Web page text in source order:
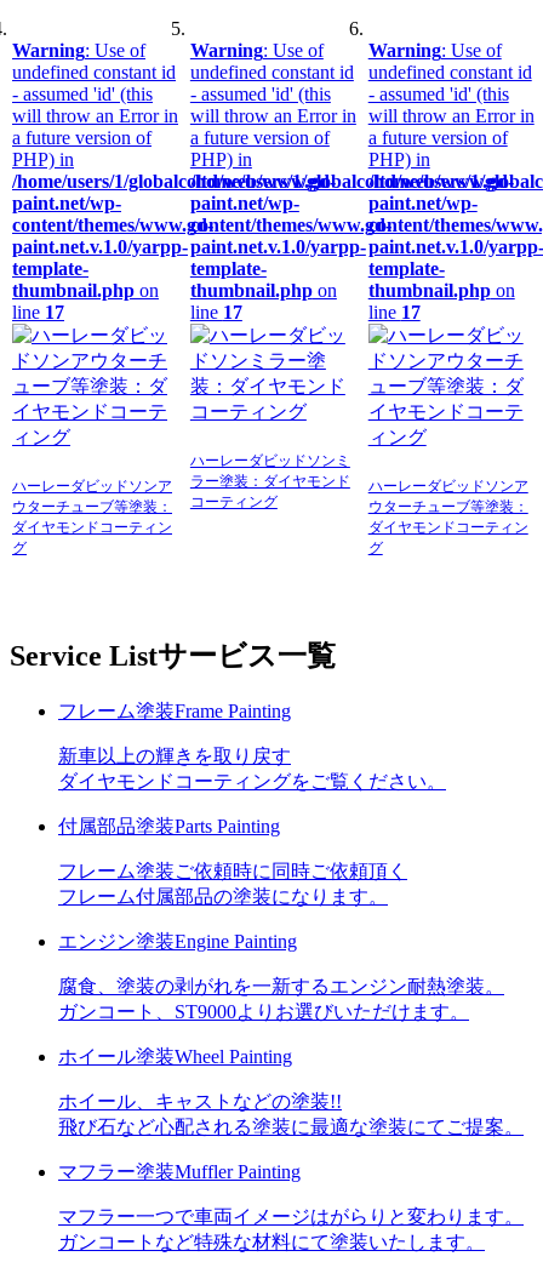
Warning: Use of
undefined constant id
- assumed 'id' (this
will throw an Error in
a future version of
PHP) in
/home/users/1/globalcoltd/web/www.gd-
paint.net/wp-
content/themes/www.gd-
paint.net.v.1.0/yarpp-
template-
thumbnail.php on
line 17
ハーレーダビッドソンア
ウターチューブ等塗装：
ダイヤモンドコーティン
グ
Warning: Use of
undefined constant id
- assumed 'id' (this
will throw an Error in
a future version of
PHP) in
/home/users/1/globalcoltd/web/www.gd-
paint.net/wp-
content/themes/www.gd-
paint.net.v.1.0/yarpp-
template-
thumbnail.phpon
line 17
ハーレーダビッドソンミ
ラー塗装：ダイヤモンド
コーティング
Warning: Use of
undefined constant id
- assumed 'id' (this
will throw an Error in
a future version of
PHP) in
/home/users/1/
paint.net/wp-
content/themes/
paint.net.v.1.0/yarpp-
template-
thumbnail.phpon
line 17
ハーレーダビッドソンア
ウターチューブ等塗装：
ダイヤモンドコーティン
グ
Service Listサービス一覧
フレーム塗装Frame Painting
新車以上の輝きを取り戻す
ダイヤモンドコーティングをご覧ください。
付属部品塗装Parts Painting
フレーム塗装ご依頼時に同時ご依頼頂く
フレーム付属部品の塗装になります。
エンジン塗装Engine Painting
腐食、塗装の剥がれを一新するエンジン耐熱塗装。
ガンコート、ST9000よりお選びいただけます。
ホイール塗装Wheel Painting
ホイール、キャストなどの塗装!!
飛び石など心配される塗装に最適な塗装にてご提案。
マフラー塗装Muffler Painting
マフラー一つで車両イメージはがらりと変わります。
ガンコートなど特殊な材料にて塗装いたします。